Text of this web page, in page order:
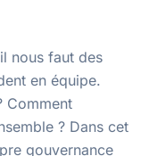
nous faut des
en équipe.
Comment
? Dans cet
gouvernance